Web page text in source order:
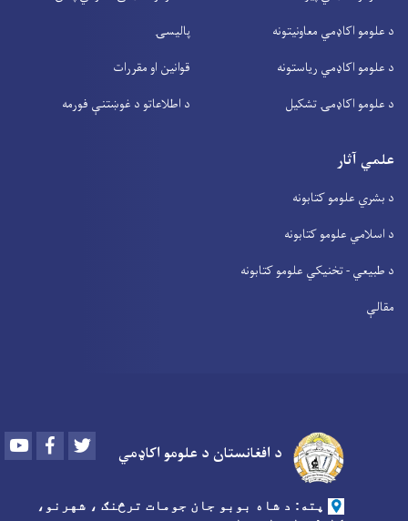
د علومو اکاډمي معاونیتونه
د علومو اکاډمي ریاستونه
د علومو اکاډمۍ تشکیل
پالیسۍ
قوانین او مقررات
د اطلاعاتو د غوښتنې فورمه
علمي آثار
د بشري علومو کتابونه
د اسلامي علومو کتابونه
د طبیعي - تخنیکي علومو کتابونه
مقالې
د افغانستان د علومو اکاډمي Youtube Facebook
پته: د شاه بوبو جان جومات ترڅنګ ، شهرنو،